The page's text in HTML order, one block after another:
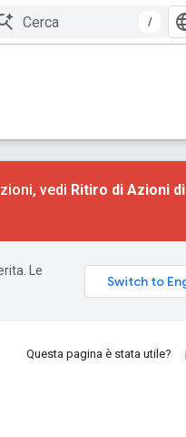
/
vedi Ritiro di Azioni di
Le
Questa pagina è stata utile?